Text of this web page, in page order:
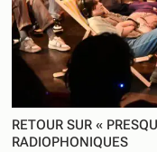
RETOUR SUR «
RADIOPHONIQUES